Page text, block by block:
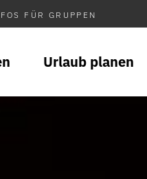
FÜR GRUPPEN
Urlaub planen